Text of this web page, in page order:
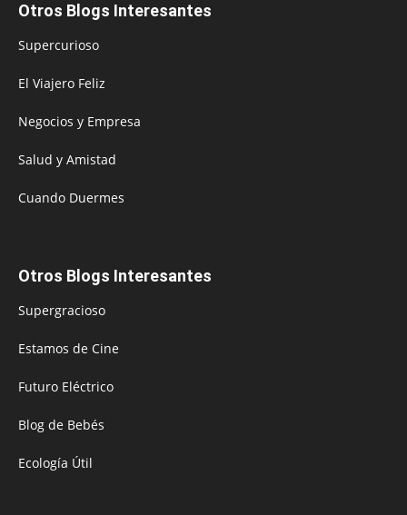
Otros Blogs Interesantes
Supercurioso
El Viajero Feliz
Negocios y Empresa
Salud y Amistad
Cuando Duermes
Otros Blogs Interesantes
Supergracioso
Estamos de Cine
Futuro Eléctrico
Blog de Bebés
Ecología Útil